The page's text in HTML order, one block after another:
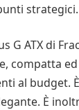
strategici.
G ATX di
compatta
al budget.
È